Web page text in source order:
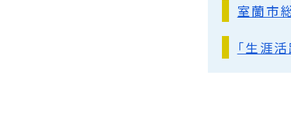
室蘭市
「生涯